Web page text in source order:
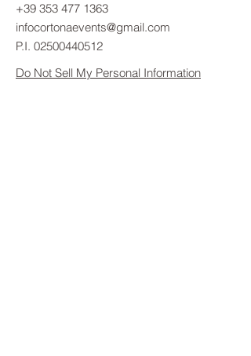
+39 353 477 1363
infocortonaevents@gmail.com
P.I. 02500440512
Do Not Sell My Personal Information